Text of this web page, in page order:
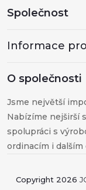
Společnost
Informace
O společnosti
Jsme největší
Nabízíme nejširší
spolupráci s
ordinacím i
Copyright 2026